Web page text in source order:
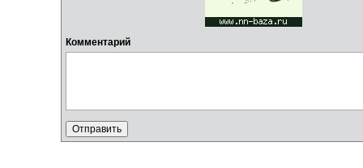
Комментарий